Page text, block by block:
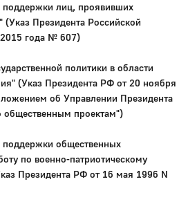
поддержки лиц, проявивших
Президента Российской
года № 607)
политики в области
(Указ Президента РФ от 20 ноября
об Управлении Президента
общественным проектам")
поддержки общественных
по военно-патриотическому
Президента РФ от 16 мая 1996 N